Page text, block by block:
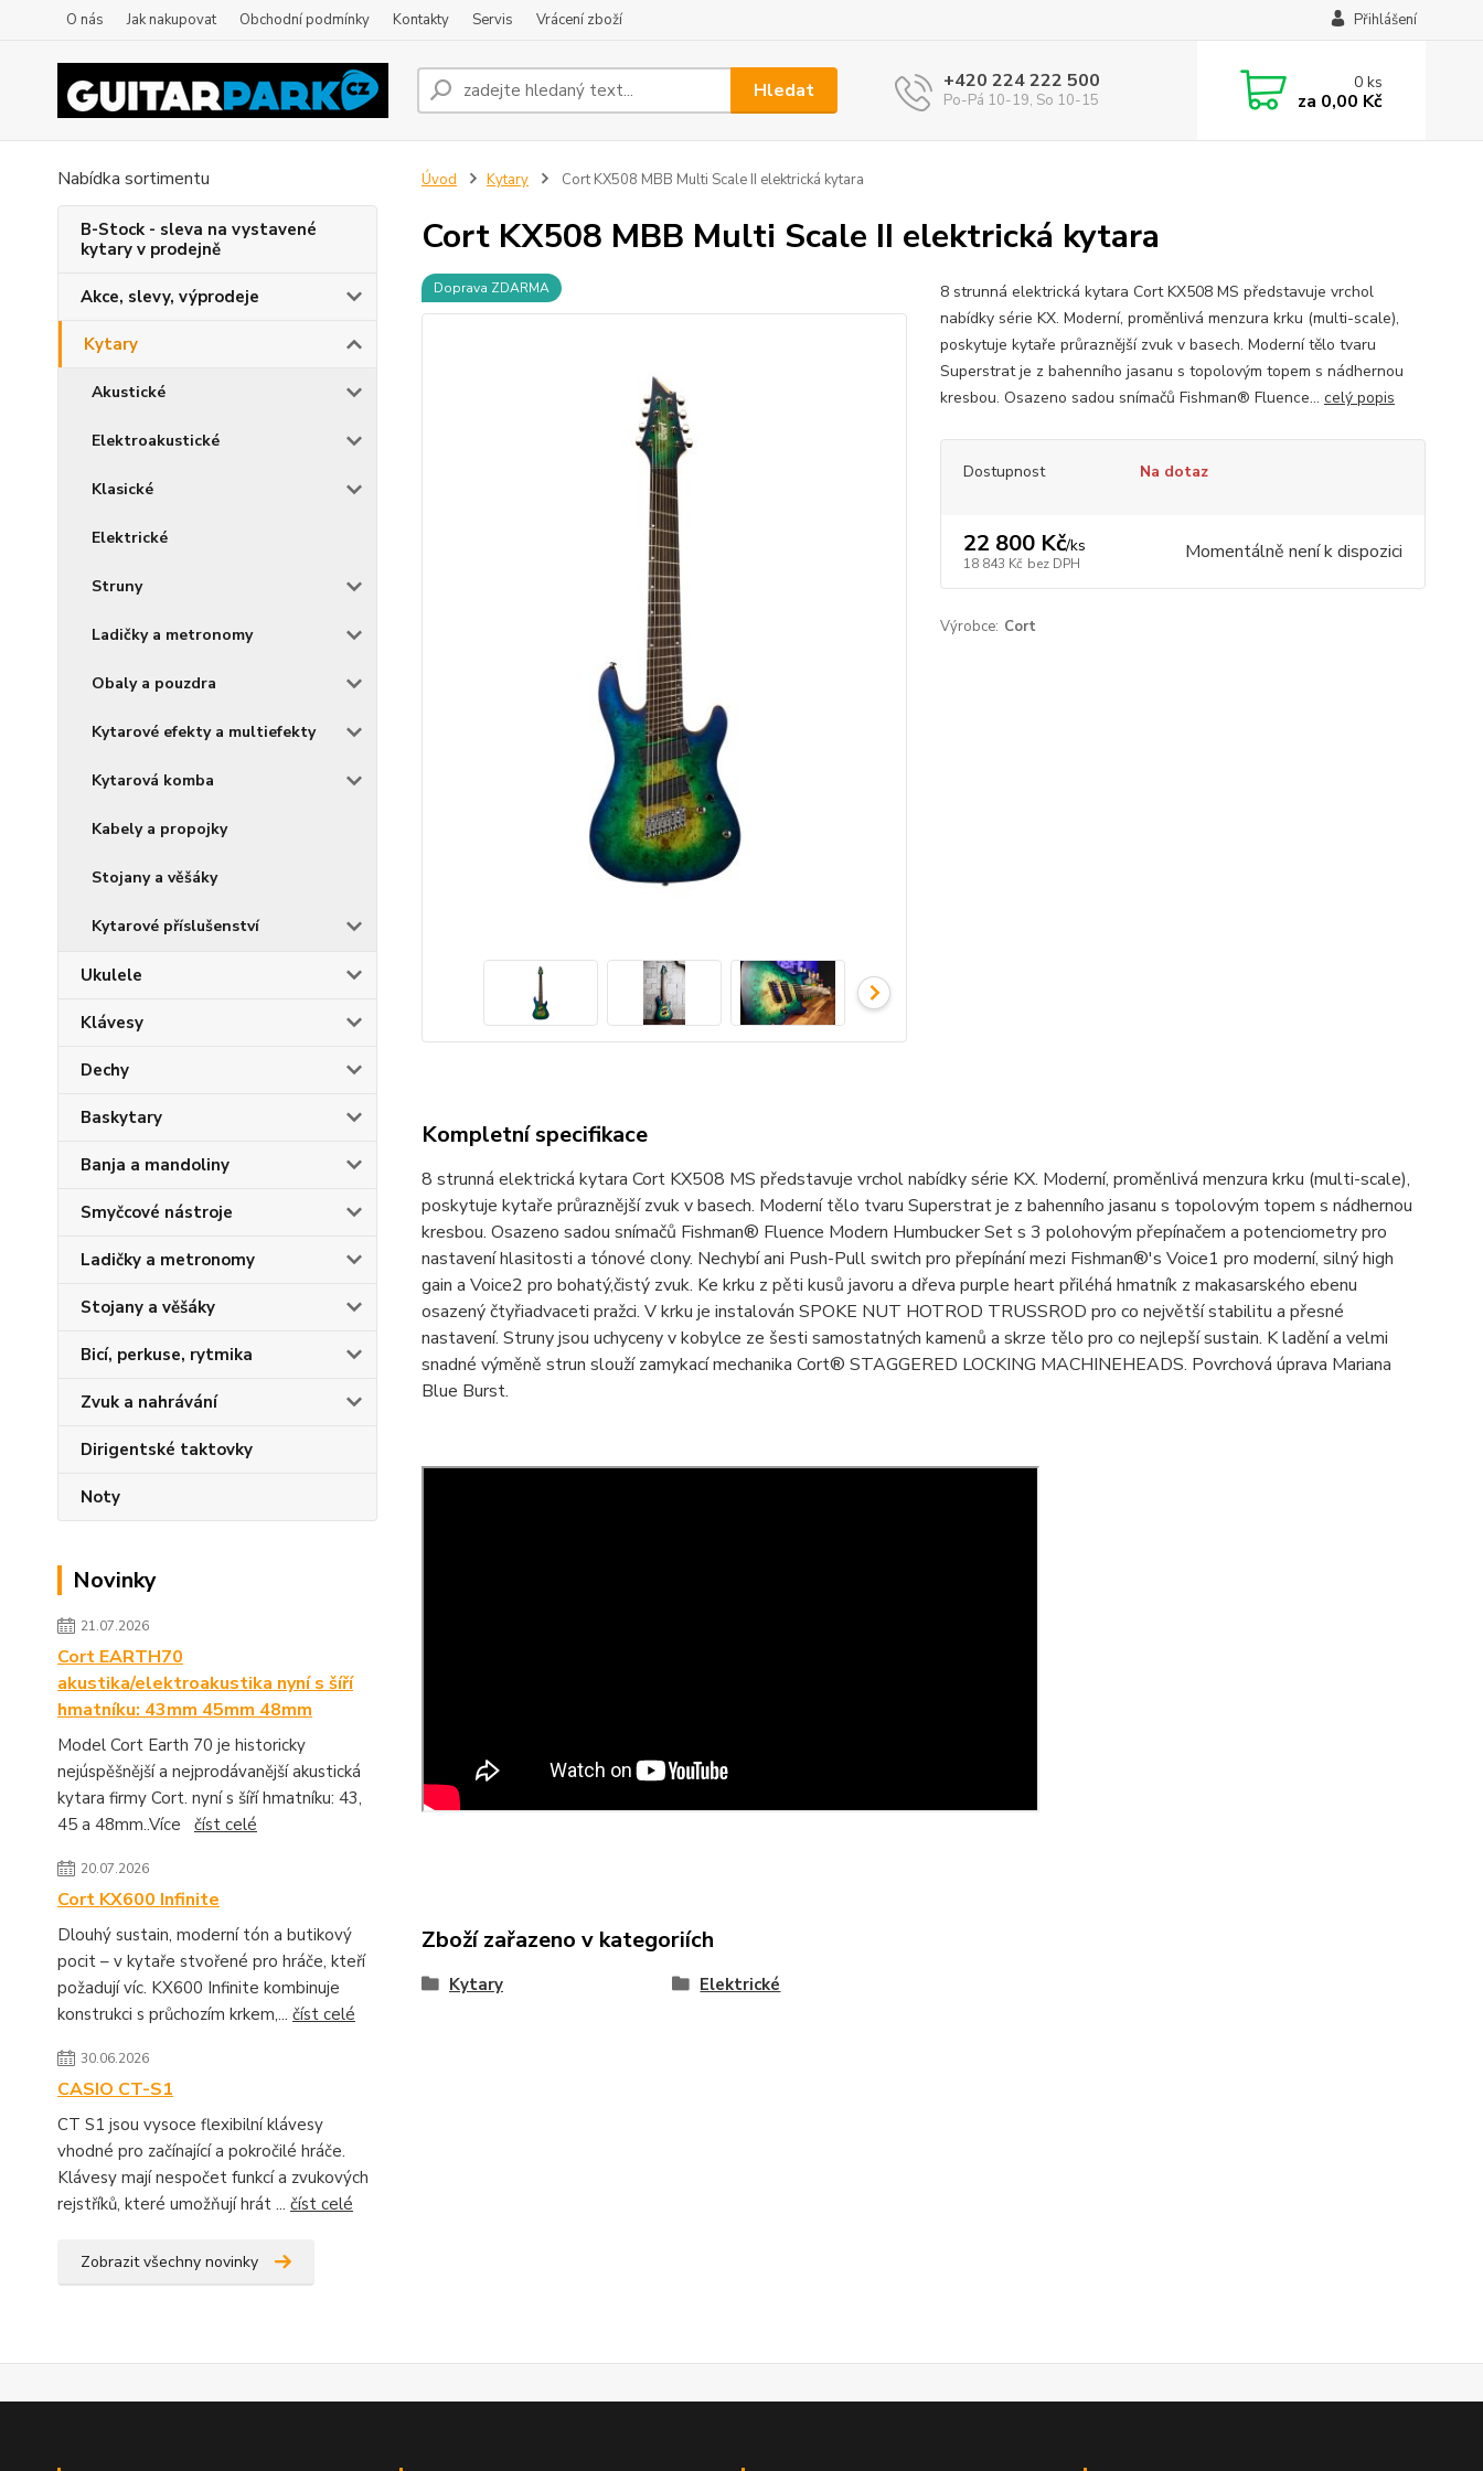
O nás Jak nakupovat Obchodní podmínky Kontakty Servis Vrácení zboží Přihlášení
Hledat +420 224 222 500
Po-Pá 10-19, So 10-15
0ks
za 0,00 Kč
Nabídka sortimentu
B-Stock - sleva na vystavené
kytary v prodejně
Akce, slevy, výprodeje
Kytary
Akustické
Elektroakustické
Klasické
Elektrické
Struny
Ladičky a metronomy
Obaly a pouzdra
Kytarové efekty a multiefekty
Kytarová komba
Kabely a propojky
Stojany a věšáky
Kytarové příslušenství
Ukulele
Klávesy
Dechy
Baskytary
Banja a mandoliny
Smyčcové nástroje
Ladičky a metronomy
Stojany a věšáky
Bicí, perkuse, rytmika
Zvuk a nahrávání
Dirigentské taktovky
Noty
Novinky
21.07.2026
Cort EARTH70
akustika/elektroakustika nyní s šíří
hmatníku: 43mm 45mm 48mm
Model Cort Earth 70 je historicky
nejúspěšnější a nejprodávanější akustická
kytara firmy Cort. nyní s šíří hmatníku: 43,
45 a 48mm..Více číst celé
20.07.2026
Cort KX600 Infinite
Dlouhý sustain, moderní tón a butikový
pocit – v kytaře stvořené pro hráče, kteří
požadují víc. KX600 Infinite kombinuje
konstrukci s průchozím krkem,... číst celé
30.06.2026
CASIO CT-S1
CT S1 jsou vysoce flexibilní klávesy
vhodné pro začínající a pokročilé hráče.
Klávesy mají nespočet funkcí a zvukových
rejstříků, které umožňují hrát ... číst celé
Zobrazit všechny novinky
Úvod Kytary Cort KX508 MBB Multi Scale II elektrická kytara
Cort KX508 MBB Multi Scale II elektrická kytara
Doprava ZDARMA
8 strunná elektrická kytara Cort KX508 MS představuje vrchol
nabídky série KX. Moderní, proměnlivá menzura krku (multi-scale),
poskytuje kytaře průraznější zvuk v basech. Moderní tělo tvaru
Superstrat je z bahenního jasanu s topolovým topem s nádhernou
kresbou. Osazeno sadou snímačů Fishman® Fluence... celý popis
Dostupnost Na dotaz
22 800 Kč/ks
18 843 Kč bez DPH Momentálně není k dispozici
Výrobce: Cort
Kompletní specifikace
8 strunná elektrická kytara Cort KX508 MS představuje vrchol nabídky série KX. Moderní, proměnlivá menzura krku (multi-scale),
poskytuje kytaře průraznější zvuk v basech. Moderní tělo tvaru Superstrat je z bahenního jasanu s topolovým topem s nádhernou
kresbou. Osazeno sadou snímačů Fishman® Fluence Modern Humbucker Set s 3 polohovým přepínačem a potenciometry pro
nastavení hlasitosti a tónové clony. Nechybí ani Push-Pull switch pro přepínání mezi Fishman®'s Voice1 pro moderní, silný high
gain a Voice2 pro bohatý,čistý zvuk. Ke krku z pěti kusů javoru a dřeva purple heart přiléhá hmatník z makasarského ebenu
osazený čtyřiadvaceti pražci. V krku je instalován SPOKE NUT HOTROD TRUSSROD pro co největší stabilitu a přesné
nastavení. Struny jsou uchyceny v kobylce ze šesti samostatných kamenů a skrze tělo pro co nejlepší sustain. K ladění a velmi
snadné výměně strun slouží zamykací mechanika Cort® STAGGERED LOCKING MACHINEHEADS. Povrchová úprava Mariana
Blue Burst.
Zboží zařazeno v kategoriích
Kytary Elektrické